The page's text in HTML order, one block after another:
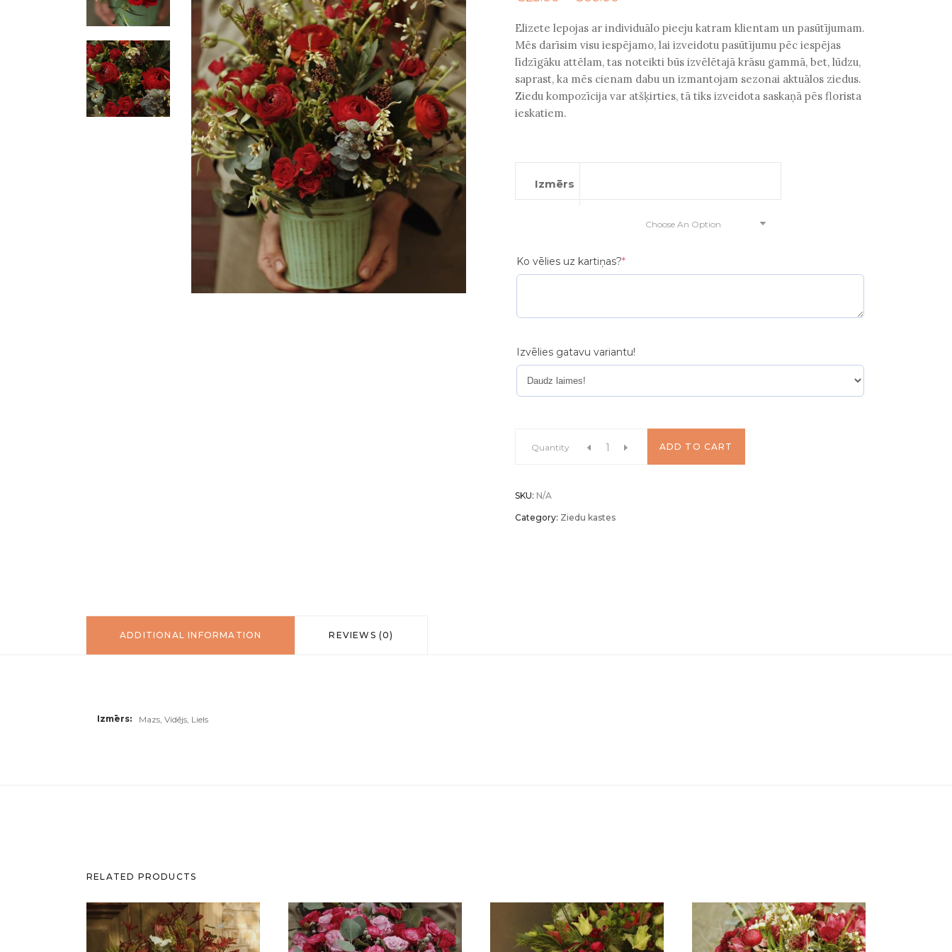
€25.00
through
€60.00
Elizete lepojas ar individuālo pieeju katram klientam un pasūtījumam.
Mēs darīsim visu iespējamo, lai izveidotu pasūtījumu pēc iespējas
līdzīgāku attēlam, tas noteikti būs izvēlētajā krāsu gammā, bet, lūdzu,
saprast, ka mēs cienam dabu un izmantojam sezonai aktuālos ziedus.
Ziedu kompozīcija var atšķirties, tā tiks izveidota saskaņā pēs florista
ieskatiem.
Izmērs
Choose An Option
Ko vēlies uz kartiņas?*(required)
Izvēlies gatavu variantu!
Ziedu
"Bārbele"
Quantity ADD TO CART
SKU: N/A
Category: Ziedu kastes
ADDITIONAL INFORMATION REVIEWS (0)
Izmērs Mazs, Vidējs, Liels
RELATED PRODUCTS